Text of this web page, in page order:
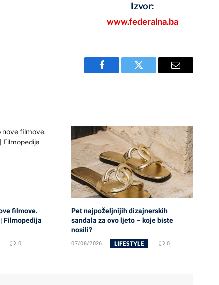
Izvor:
www.federalna.ba
Facebook Twitter Email
filmove.
Filmopedija
0
Pet najpoželjnijih dizajnerskih
sandala za ovo ljeto – koje biste
nosili?
07/08/2026 LIFESTYLE 0